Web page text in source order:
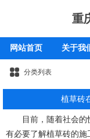
重
网站首页 关于我
分类列表
植草砖
目前，随着社会的快
有必要了解植草砖的